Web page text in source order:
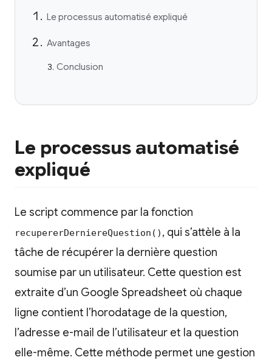
Le processus automatisé expliqué
Avantages
Conclusion
Le processus automatisé
expliqué
Le script commence par la fonction
recupererDerniereQuestion() , qui s’attèle à la
tâche de récupérer la dernière question
soumise par un utilisateur. Cette question est
extraite d’un Google Spreadsheet où chaque
ligne contient l’horodatage de la question,
l’adresse e-mail de l’utilisateur et la question
elle-même. Cette méthode permet une gestion